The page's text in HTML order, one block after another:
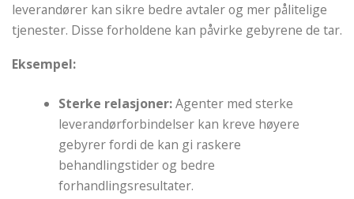
leverandører kan sikre bedre avtaler og mer pålitelige
tjenester. Disse forholdene kan påvirke gebyrene de tar.
Eksempel:
Sterke relasjoner:Agenter med sterke
leverandørforbindelser kan kreve høyere
gebyrer fordi de kan gi raskere
behandlingstider og bedre
forhandlingsresultater.